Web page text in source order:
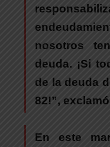
nosotros
deuda. ¡Si
de la deuda
82!”, exclamó
En este